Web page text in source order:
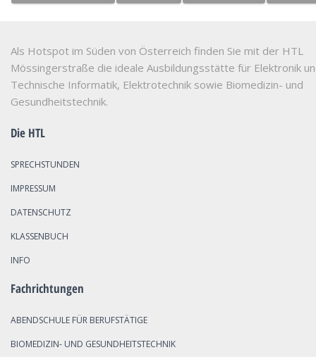
Als Hotspot im Süden von Österreich finden Sie mit der HTL
Mössingerstraße die ideale Ausbildungsstätte für Elektronik
Technische Informatik, Elektrotechnik sowie Biomedizin- und
Gesundheitstechnik.
Die HTL
SPRECHSTUNDEN
IMPRESSUM
DATENSCHUTZ
KLASSENBUCH
INFO
Fachrichtungen
ABENDSCHULE FÜR BERUFSTÄTIGE
BIOMEDIZIN- UND GESUNDHEITSTECHNIK